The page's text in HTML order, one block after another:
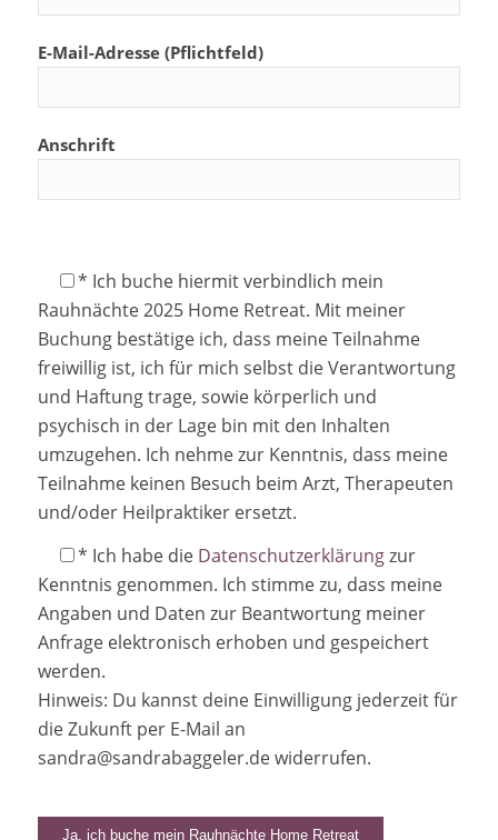
E-Mail-Adresse (Pflichtfeld)
Anschrift
* Ich buche hiermit verbindlich mein
Rauhnächte 2025 Home Retreat. Mit meiner
Buchung bestätige ich, dass meine Teilnahme
freiwillig ist, ich für mich selbst die Verantwortung
und Haftung trage, sowie körperlich und
psychisch in der Lage bin mit den Inhalten
umzugehen. Ich nehme zur Kenntnis, dass meine
Teilnahme keinen Besuch beim Arzt, Therapeuten
und/oder Heilpraktiker ersetzt.
* Ich habe die Datenschutzerklärungzur
Kenntnis genommen. Ich stimme zu, dass meine
Angaben und Daten zur Beantwortung meiner
Anfrage elektronisch erhoben und gespeichert
werden.
Hinweis: Du kannst deine Einwilligung jederzeit für
die Zukunft per E-Mail an
sandra@sandrabaggeler.dewiderrufen.